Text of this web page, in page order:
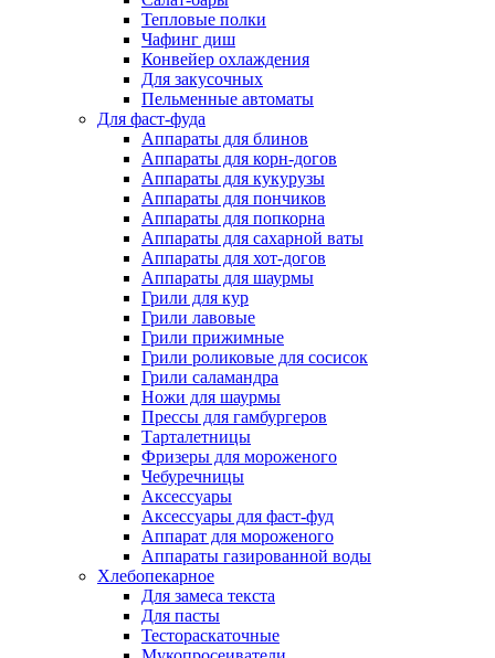
Тепловые полки
Чафинг диш
Конвейер охлаждения
Для закусочных
Пельменные автоматы
Для фаст-фуда
Аппараты для блинов
Аппараты для корн-догов
Аппараты для кукурузы
Аппараты для пончиков
Аппараты для попкорна
Аппараты для сахарной ваты
Аппараты для хот-догов
Аппараты для шаурмы
Грили для кур
Грили лавовые
Грили прижимные
Грили роликовые для сосисок
Грили саламандра
Ножи для шаурмы
Прессы для гамбургеров
Тарталетницы
Фризеры для мороженого
Чебуречницы
Аксессуары
Аксессуары для фаст-фуд
Аппарат для мороженого
Аппараты газированной воды
Хлебопекарное
Для замеса текста
Для пасты
Тестораскаточные